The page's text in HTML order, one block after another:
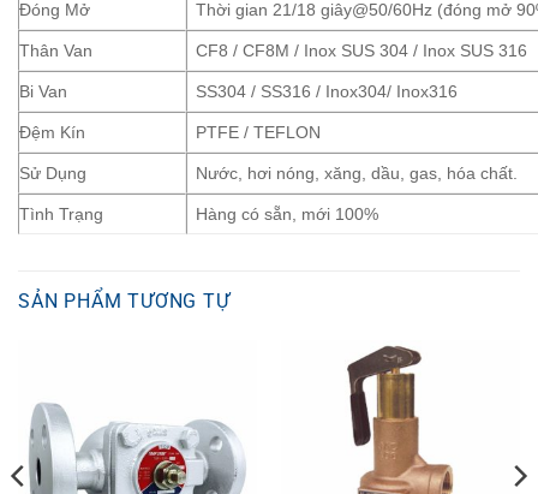
Đóng Mở Thời gian 21/18 giây@50/60Hz (đóng mở
Thân Van CF8 / CF8M / Inox SUS 304 / Inox SUS 316
Bi Van SS304 / SS316 / Inox304/ Inox316
Đệm Kín PTFE / TEFLON
Sử Dụng Nước, hơi nóng, xăng, dầu, gas, hóa chất.
Tình Trạng Hàng có sẵn, mới 100%
SẢN PHẨM TƯƠNG TỰ